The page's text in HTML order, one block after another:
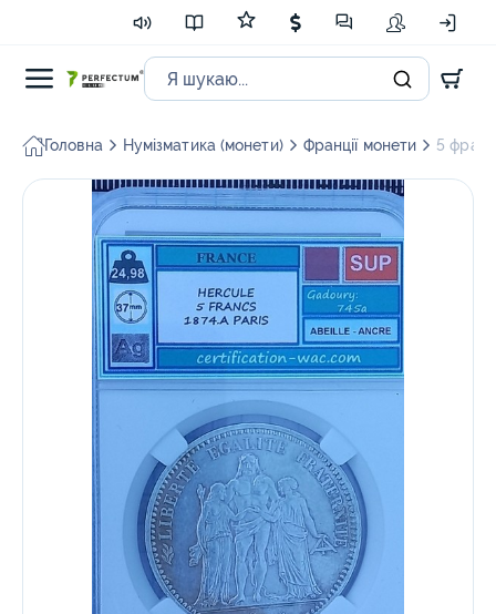
Головна Нумізматика (монети) Франції монети 5